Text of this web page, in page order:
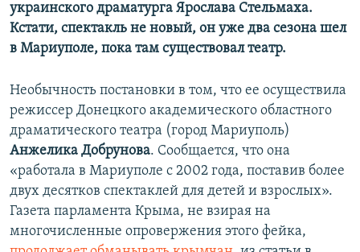
украинского драматурга Ярослава Стельмаха.
Кстати, спектакль не новый, он уже два сезона шел
в Мариуполе, пока там существовал театр.
Необычность постановки в том, что ее осуществила
режиссер Донецкого академического областного
драматического театра (город Мариуполь)
Анжелика Добрунова. Сообщается, что она
«работала в Мариуполе с 2002 года, поставив более
двух десятков спектаклей для детей и взрослых».
Газета парламента Крыма, не взирая на
многочисленные опровержения этого фейка,